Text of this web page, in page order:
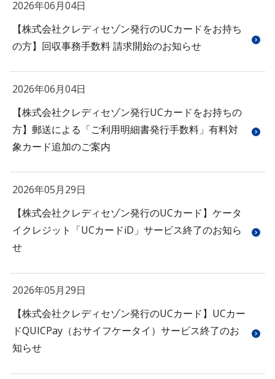
2026年06月04日
【株式会社クレディセゾン発行のUCカードをお持ち
の方】回収事務手数料 請求開始のお知らせ
2026年06月04日
【株式会社クレディセゾン発行UCカードをお持ちの
方】郵送による「ご利用明細書発行手数料」有料対
象カード追加のご案内
2026年05月29日
【株式会社クレディセゾン発行のUCカード】ケータ
イクレジット「UCカードiD」サービス終了のお知ら
せ
2026年05月29日
【株式会社クレディセゾン発行のUCカード】UCカー
ドQUICPay（おサイフケータイ）サービス終了のお
知らせ